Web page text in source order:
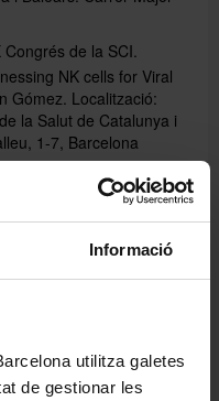
Informació
utilitza galetes
de gestionar les
de la SCI.
NK cells for Viral
Gómez. Localització:
la Salut de Catalunya i
1-7, Barcelona